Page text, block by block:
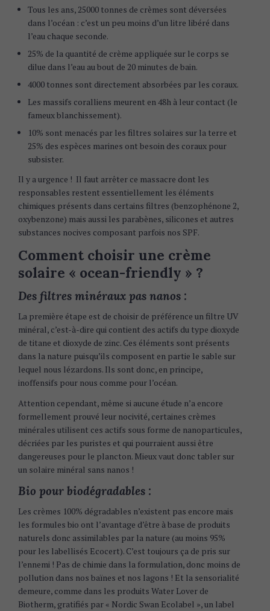
Tous les ans, 25000 tonnes de crèmes sont déversées
dans l’océan : c’est un peu moins d’un litre libéré dans
l’eau chaque seconde.
25% de la quantité de crème appliquée sur le corps se
dilue dans l’eau au bout de 20 minutes de bain.
4000 tonnes sont directement absorbées par les coraux.
Les massifs coralliens meurent en 48h à leur contact (le
fameux blanchissement).
10% sont menacés par les filtres solaires sur la terre et
25% des espèces marines ont besoin des coraux pour
subsister.
Il y a urgence ! Il faut arrêter ce massacre dont les
responsables restent essentiellement les éléments
chimiques présents dans certains filtres (benzophénone 2,
oxybenzone) mais aussi les parabènes, silicones et autres
substances nocives composant parfois nos SPF.
Comment choisir une crème
solaire « ocean-friendly » ?
Des filtres minéraux pas nanos :
La première étape est de choisir de préférence un filtre UV
minéral, c’est-à-dire qui contient des actifs du type dioxyde
de titane et dioxyde de zinc. Ces éléments sont présents
dans la nature puisqu’ils composent en partie le sable sur
lequel nous lézardons. Ils sont donc, en principe,
inoffensifs pour nous comme pour l’océan.
Attention cependant, même si aucune étude n’a encore
formellement prouvé leur nocivité, certaines crèmes
minérales utilisent ces actifs sous forme de nanoparticules,
décriées par les puristes et qui pourraient aussi être
dangereuses pour le plancton. Mieux vaut donc tabler sur
un solaire minéral sans nanos !
Bio pour biodégradables :
Les crèmes 100% dégradables n’existent pas encore mais
les formules bio ont l’avantage d’être à base de produits
naturels donc assimilables par la nature (au moins 95%
pour les labellisés Ecocert). C’est toujours ça de pris sur
l’ennemi ! Pas de chimie dans la formulation, donc moins de
pollution dans nos baïnes et nos lagons ! Et la sensorialité
demeure, comme dans les produits Water Lover de
Biotherm, gratifiés par « Nordic Swan Ecolabel », un label